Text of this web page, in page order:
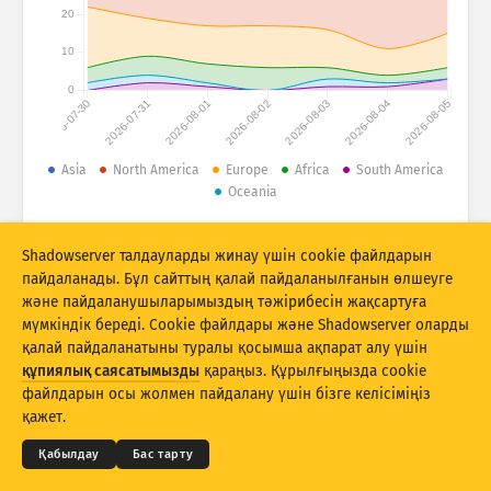
Шабуыл статистикасы: Құрылғылар
Анықтама
Деректер жинағы
Шектеу
Нәтижелерді автоматты түрде жаңарту
Жаңарту Бастапқы қалпына келтіру
PNG ретінде жүктеп алу
2026-07-30 2026-07-31 2026-08-01 2026-08-02 2026-08-03 2026-08-04 2026-08-05
0
10
20
Asia North America Europe Africa
South America
Oceania
© 2026THE SHADOWSERVER FOUNDATION
Құпиялық және шарттар
Бізбен байланысыңыз
Авторлар туралы мәліметтер
Shadowserver талдауларды жинау үшін cookie файлдарын
пайдаланады. Бұл сайттың қалай пайдаланылғанын өлшеуге
және пайдаланушыларымыздың тәжірибесін жақсартуға
мүмкіндік береді. Cookie файлдары және Shadowserver оларды
қалай пайдаланатыны туралы қосымша ақпарат алу үшін
құпиялық саясатымызды қараңыз. Құрылғыңызда cookie
файлдарын осы жолмен пайдалану үшін бізге келісіміңіз
қажет.
Қабылдау Бас тарту